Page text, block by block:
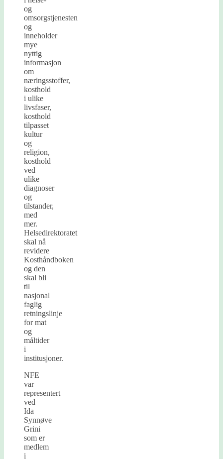
og
omsorgstjenesten
og
inneholder
mye
nyttig
informasjon
om
næringsstoffer,
kosthold
i ulike
livsfaser,
kosthold
tilpasset
kultur
og
religion,
kosthold
ved
ulike
diagnoser
og
tilstander,
med
mer.
Helsedirektoratet
skal nå
revidere
Kosthåndboken
og den
skal bli
til
nasjonal
faglig
retningslinje
for mat
og
måltider
i
institusjoner.
NFE
var
representert
ved
Ida
Synnøve
Grini
som er
medlem
i